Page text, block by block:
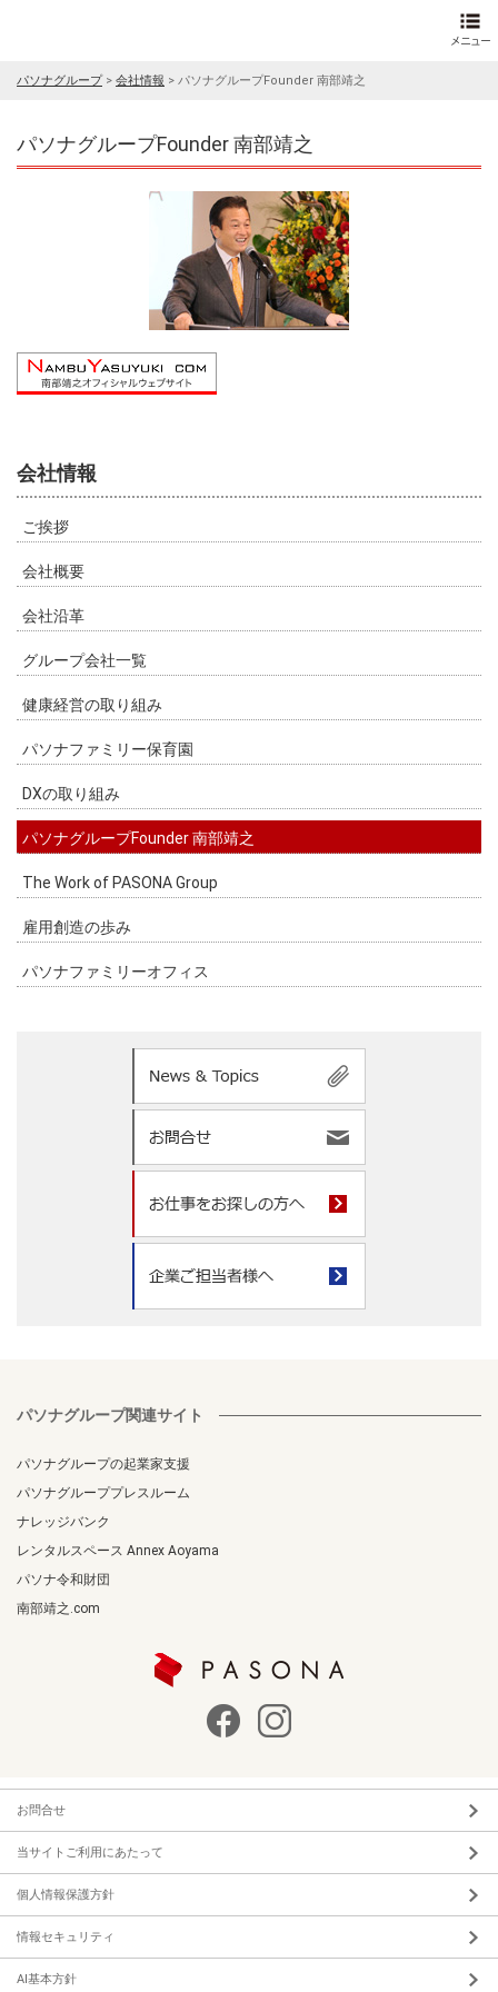
パソナグループ> 会社情報 > パソナグループFounder 南部靖之
パソナグループFounder 南部靖之
会社情報
ご挨拶
会社概要
会社沿革
グループ会社一覧
健康経営の取り組み
パソナファミリー保育園
DXの取り組み
パソナグループFounder 南部靖之
The Work of PASONA Group
雇用創造の歩み
パソナファミリーオフィス
パソナグループ関連サイト
パソナグループの起業家支援
パソナグループプレスルーム
ナレッジバンク
レンタルスペース Annex Aoyama
パソナ令和財団
南部靖之.com
お問合せ
当サイトご利用にあたって
個人情報保護方針
情報セキュリティ
AI基本方針